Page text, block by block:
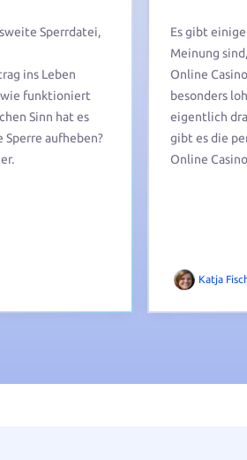
Sperrdatei,
ins Leben
funktioniert
Sinn hat es
Sperre aufheben?
Es gibt
Meinung
Online
besonders
eigentlich
gibt es die
Online
Katja